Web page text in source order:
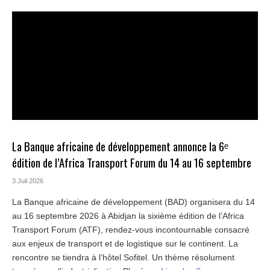
La Banque africaine de développement annonce la 6ᵉ
édition de l’Africa Transport Forum du 14 au 16 septembre
3 Juil 2026
La Banque africaine de développement (BAD) organisera du 14
au 16 septembre 2026 à Abidjan la sixième édition de l’Africa
Transport Forum (ATF), rendez-vous incontournable consacré
aux enjeux de transport et de logistique sur le continent. La
rencontre se tiendra à l’hôtel Sofitel. Un thème résolument